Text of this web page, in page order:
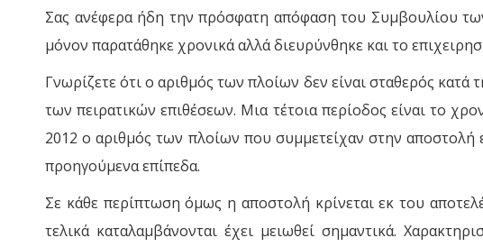
Σας ανέφερα ήδη την πρόσφατη απόφαση του Συμβουλίου
μόνον παρατάθηκε χρονικά αλλά διευρύνθηκε και το
Γνωρίζετε ότι ο αριθμός των πλοίων δεν είναι σταθερός
των πειρατικών επιθέσεων. Μια τέτοια περίοδος είναι το
2012 ο αριθμός των πλοίων που συμμετείχαν στην
προηγούμενα επίπεδα.
Σε κάθε περίπτωση όμως η αποστολή κρίνεται εκ του
τελικά καταλαμβάνονται έχει μειωθεί σημαντικά.